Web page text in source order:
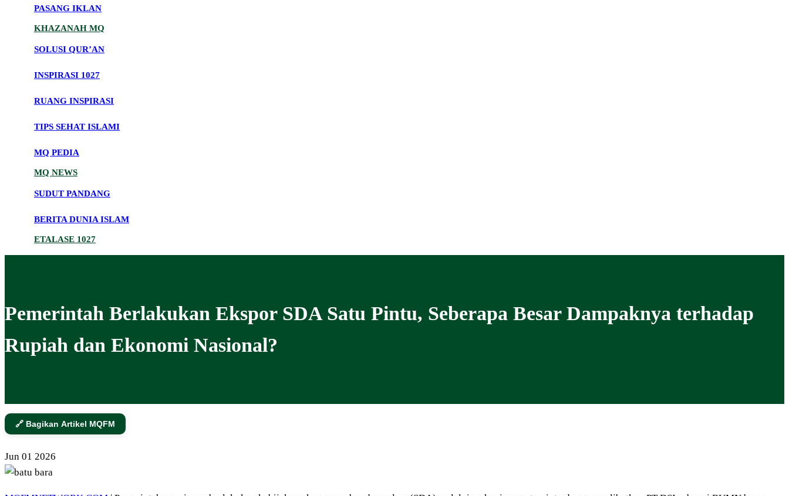
PASANG IKLAN
KHAZANAH MQ
SOLUSI QUR’AN
INSPIRASI 1027
RUANG INSPIRASI
TIPS SEHAT ISLAMI
MQ PEDIA
MQ NEWS
SUDUT PANDANG
BERITA DUNIA ISLAM
ETALASE 1027
Pemerintah Berlakukan Ekspor SDA Satu Pintu, Seberapa Besar Dampaknya terhadap
Rupiah dan Ekonomi Nasional?
🔗 Bagikan Artikel MQFM
Jun 01 2026